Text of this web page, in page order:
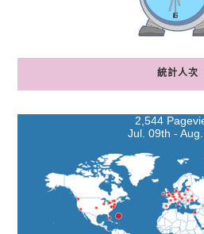
統計人次
2,544
Jul. 09th -